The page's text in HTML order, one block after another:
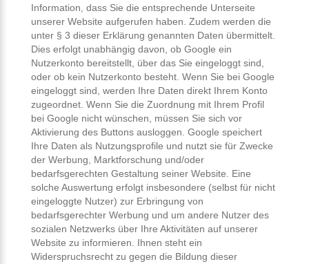
Information, dass Sie die entsprechende Unterseite
unserer Website aufgerufen haben. Zudem werden die
unter § 3 dieser Erklärung genannten Daten übermittelt.
Dies erfolgt unabhängig davon, ob Google ein
Nutzerkonto bereitstellt, über das Sie eingeloggt sind,
oder ob kein Nutzerkonto besteht. Wenn Sie bei Google
eingeloggt sind, werden Ihre Daten direkt Ihrem Konto
zugeordnet. Wenn Sie die Zuordnung mit Ihrem Profil
bei Google nicht wünschen, müssen Sie sich vor
Aktivierung des Buttons ausloggen. Google speichert
Ihre Daten als Nutzungsprofile und nutzt sie für Zwecke
der Werbung, Marktforschung und/oder
bedarfsgerechten Gestaltung seiner Website. Eine
solche Auswertung erfolgt insbesondere (selbst für nicht
eingeloggte Nutzer) zur Erbringung von
bedarfsgerechter Werbung und um andere Nutzer des
sozialen Netzwerks über Ihre Aktivitäten auf unserer
Website zu informieren. Ihnen steht ein
Widerspruchsrecht zu gegen die Bildung dieser